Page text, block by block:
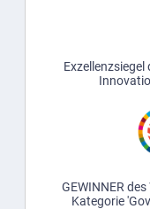
GEWINNER
Kategorie